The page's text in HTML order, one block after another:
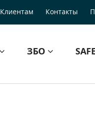
Клиентам Контакты
ЗБО